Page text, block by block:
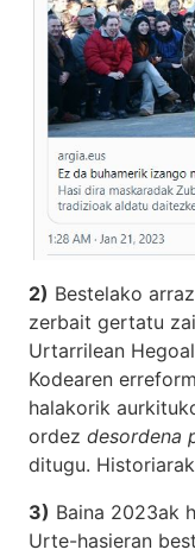
2) Bestelako
zerbait gertatu
Urtarrilean
Kodearen
halakorik
ordez desordena
ditugu.
3) Baina 2023ak
Urte-hasieran